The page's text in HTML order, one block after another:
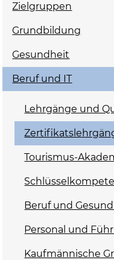
Zielgruppen
Grundbildung
Gesundheit
Beruf und IT
Lehrgänge und
Tourismus-
Beruf und
Personal und
Kaufmännische